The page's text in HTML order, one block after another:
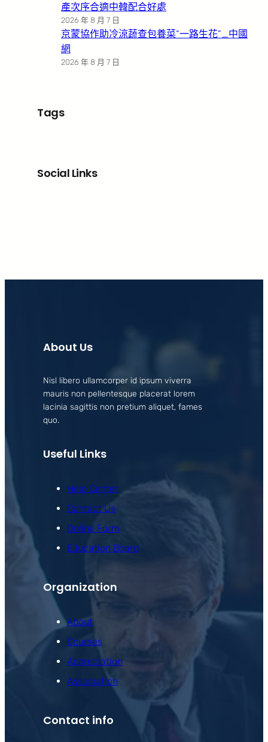
產次序合適中韓配合好處
2026 年 8 月 7 日
京蒙協作助冷涼蔬查包養菜“一路生花”_中國
網
2026 年 8 月 7 日
Tags
Social Links
About Us
Nisl libero ullamcorper id ipsum viverra
mauris non pellentesque placerat lorem
lacinia sagittis non pretium aliquet, fames
quo.
Useful Links
Help Center
Contact Us
Online Form
Education Board
Organization
About
Courses
Appreciation
Association
Contact info